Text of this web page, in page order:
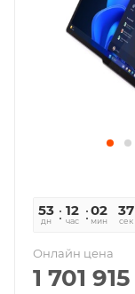
53
дн
12
час
02
мин
37
сек
Онлайн цена
1 701 915